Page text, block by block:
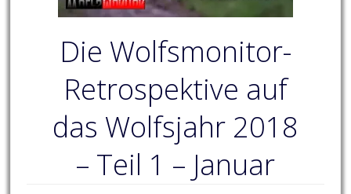
Die Wolfsmonitor-
Retrospektive auf
das Wolfsjahr 2018
– Teil 1 – Januar